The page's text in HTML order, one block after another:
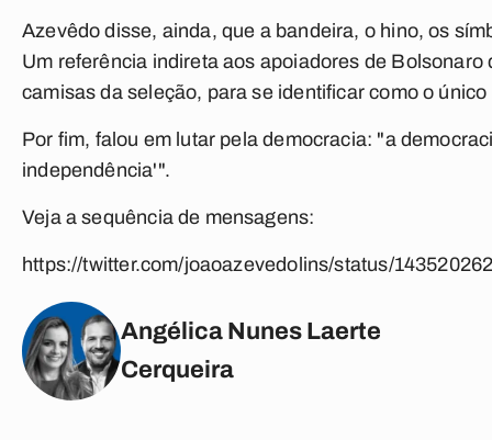
Azevêdo disse, ainda, que a bandeira, o hino, os
Um referência indireta aos apoiadores de
camisas da seleção, para se identificar como o
Por fim, falou em lutar pela democracia: "a
independência'".
Veja a sequência de mensagens:
https://twitter.com/joaoazevedolins/status/
Angélica Nunes Laerte
Cerqueira